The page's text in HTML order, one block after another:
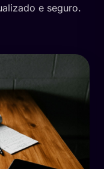
e seguro.